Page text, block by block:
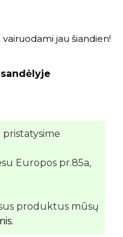
jau šiandien!
pristatysime
Europos pr.85a,
produktus mūsų